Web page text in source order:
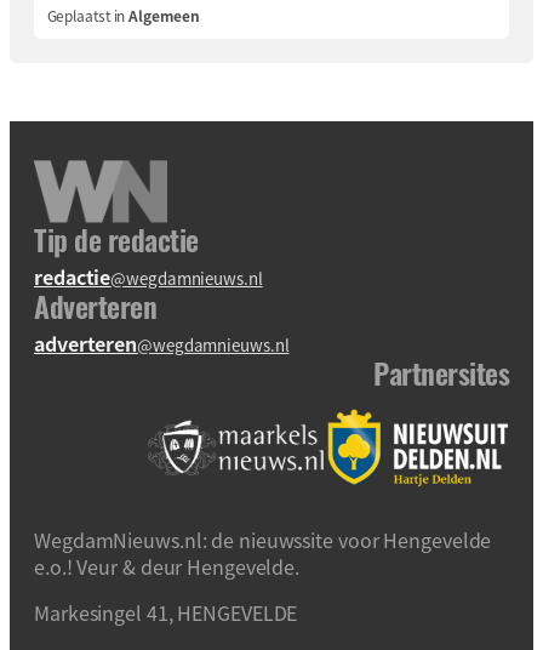
Geplaatst inAlgemeen
Tip de redactie
redactie@wegdamnieuws.nl
Adverteren
adverteren@wegdamnieuws.nl
Partnersites
WegdamNieuws.nl: de nieuwssite voor Hengevelde
e.o.! Veur & deur Hengevelde.
Markesingel 41, HENGEVELDE